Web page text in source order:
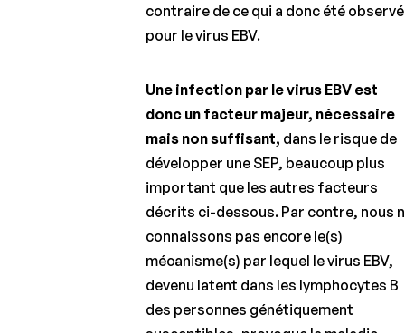
contraire de ce qui a donc été observé
pour le virus EBV.
Une infection par le virus EBV est
donc un facteur majeur, nécessaire
mais non suffisant, dans le risque de
développer une SEP, beaucoup plus
important que les autres facteurs
décrits ci-dessous. Par contre, nous
connaissons pas encore le(s)
mécanisme(s) par lequel le virus EBV,
devenu latent dans les lymphocytes B
des personnes génétiquement